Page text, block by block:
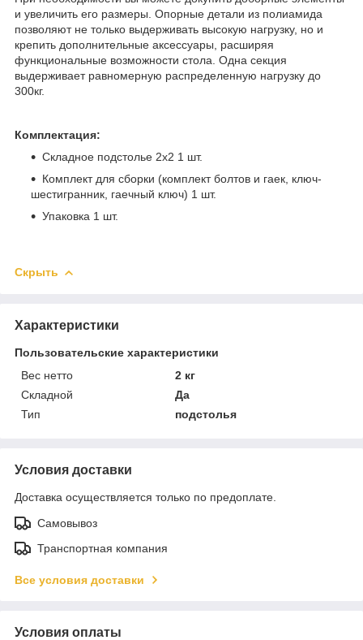
и увеличить его размеры. Опорные детали из полиамида
позволяют не только выдерживать высокую нагрузку, но и
крепить дополнительные аксессуары, расширяя
функциональные возможности стола. Одна секция
выдерживает равномерную распределенную нагрузку до
300кг.
Комплектация:
Складное подстолье 2х2 1 шт.
Комплект для сборки (комплект болтов и гаек, ключ-
шестигранник, гаечный ключ) 1 шт.
Упаковка 1 шт.
Скрыть
Характеристики
Пользовательские характеристики
Вес нетто
2 кг
Складной
Да
Тип
подстолья
Условия доставки
Доставка осуществляется только по предоплате.
Самовывоз
Транспортная компания
Все условия доставки
Условия оплаты